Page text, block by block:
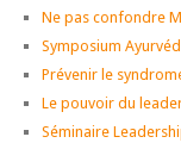
Ne pas confondre
Symposium
Prévenir le
Le pouvoir du
Séminaire